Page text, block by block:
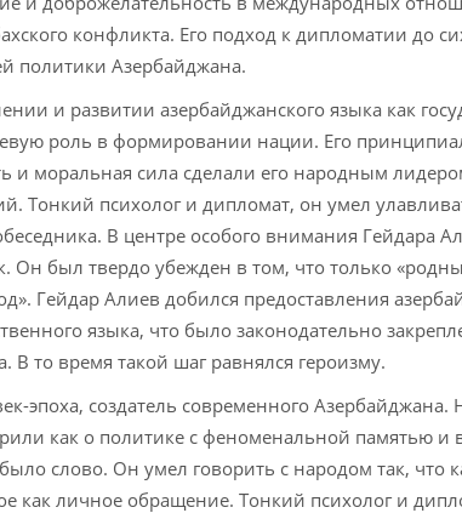
конфликта. Его подход к дипломатии до
политики Азербайджана.
и развитии азербайджанского языка как
роль в формировании нации. Его
и моральная сила сделали его народным
Тонкий психолог и дипломат, он умел
В центре особого внимания Гейдара
Он был твердо убежден в том, что только
Гейдар Алиев добился предоставления
языка, что было законодательно
В то время такой шаг равнялся героизму.
эпоха, создатель современного Азербайджана.
как о политике с феноменальной памятью и
слово. Он умел говорить с народом так, что
как личное обращение. Тонкий психолог и